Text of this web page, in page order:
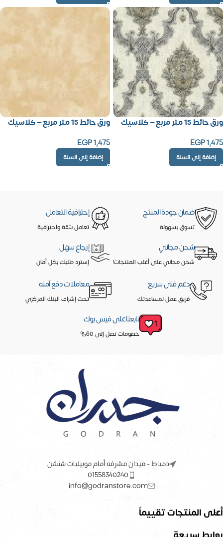
ورق حائط 15 متر مربع – كلاسيك
EGP1,475
إضافة إلى السلة
ورق حائط 15 متر مربع – كلاسيك
EGP1,475
إضافة إلى السلة
ضمان جودة المنتج
تسوق بسهولة
إحترافية التعامل
تعامل بثقة واحترافية
شحن مجاني
شحن مجاني على أغلب المنتجات!
إرجاع سهل
إسترد طلبك بكل أمان
دعم فنى سريع
فريق عمل لمساعدتك
معاملات دفع آمنه
تحت إشراف البنك المركزي
تابعنا على فيس بوك
خصومات تصل إلى 60%
دمياط - ميدان مشرفه أمام موبيليات شنشن
01558340240
info@godranstore.com
أعلى المنتجات تقييماً